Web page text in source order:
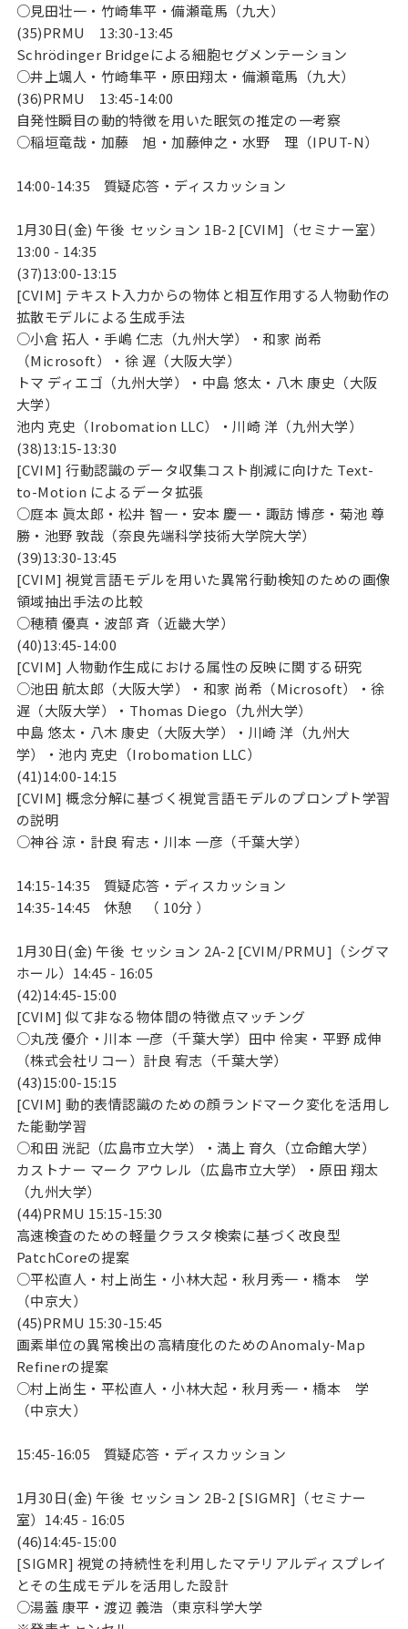
○見田壮一・竹崎隼平・備瀬竜馬（九大）
(35)PRMU 13:30-13:45
Schrödinger Bridgeによる細胞セグメンテーション
○井上颯人・竹崎隼平・原田翔太・備瀬竜馬（九大）
(36)PRMU 13:45-14:00
自発性瞬目の動的特徴を用いた眠気の推定の一考察
○稲垣竜哉・加藤 旭・加藤伸之・水野 理（IPUT-N）
14:00-14:35 質疑応答・ディスカッション
1月30日(金) 午後 セッション 1B-2 [CVIM]（セミナー室）
13:00 - 14:35
(37)13:00-13:15
[CVIM] テキスト入力からの物体と相互作用する人物動作の
拡散モデルによる生成手法
○小倉 拓人・手嶋 仁志（九州大学）・和家 尚希
（Microsoft）・徐 遅（大阪大学）
トマ ディエゴ（九州大学）・中島 悠太・八木 康史（大阪
大学）
池内 克史（Irobomation LLC）・川崎 洋（九州大学）
(38)13:15-13:30
[CVIM] 行動認識のデータ収集コスト削減に向けた Text-
to-Motion によるデータ拡張
○庭本 眞太郎・松井 智一・安本 慶一・諏訪 博彦・菊池 尊
勝・池野 敦哉（奈良先端科学技術大学院大学）
(39)13:30-13:45
[CVIM] 視覚言語モデルを用いた異常行動検知のための画像
領域抽出手法の比較
○穂積 優真・波部 斉（近畿大学）
(40)13:45-14:00
[CVIM] 人物動作生成における属性の反映に関する研究
○池田 航太郎（大阪大学）・和家 尚希（Microsoft）・徐
遅（大阪大学）・Thomas Diego（九州大学）
中島 悠太・八木 康史（大阪大学）・川崎 洋（九州大
学）・池内 克史（Irobomation LLC）
(41)14:00-14:15
[CVIM] 概念分解に基づく視覚言語モデルのプロンプト学習
の説明
○神谷 涼・計良 宥志・川本 一彦（千葉大学）
14:15-14:35
質疑応答・ディスカッション
14:35-14:45
休憩 （ 10分 ）
1月30日(金) 午後 セッション 2A-2 [CVIM/PRMU]（シグマ
ホール）14:45 - 16:05
(42)14:45-15:00
[CVIM] 似て非なる物体間の特徴点マッチング
○丸茂 優介・川本 一彦（千葉大学）田中 伶実・平野 成伸
（株式会社リコー）計良 宥志（千葉大学）
(43)15:00-15:15
[CVIM] 動的表情認識のための顔ランドマーク変化を活用し
た能動学習
○和田 洸記（広島市立大学）・満上 育久（立命館大学）
カストナー マーク アウレル（広島市立大学）・原田 翔太
（九州大学）
(44)PRMU 15:15-15:30
高速検査のための軽量クラスタ検索に基づく改良型
PatchCoreの提案
○平松直人・村上尚生・小林大起・秋月秀一・橋本 学
（中京大）
(45)PRMU 15:30-15:45
画素単位の異常検出の高精度化のためのAnomaly-Map
Refinerの提案
○村上尚生・平松直人・小林大起・秋月秀一・橋本 学
（中京大）
15:45-16:05 質疑応答・ディスカッション
1月30日(金) 午後 セッション 2B-2 [SIGMR]（セミナー
室）14:45 - 16:05
(46)14:45-15:00
[SIGMR] 視覚の持続性を利用したマテリアルディスプレイ
とその生成モデルを活用した設計
○湯蓋 康平・渡辺 義浩（東京科学大学